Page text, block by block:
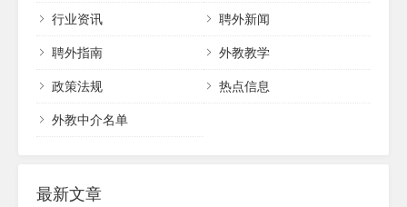
心挑选，确保每一位外教都是最合适的人
选。...
行业资讯
聘外新闻
聘外指南
外教教学
政策法规
热点信息
外教中介名单
最新文章